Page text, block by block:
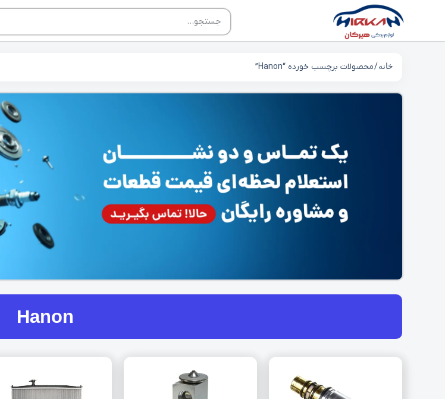
خانه/ محصولات برچسب خورده “Hanon”
Hanon